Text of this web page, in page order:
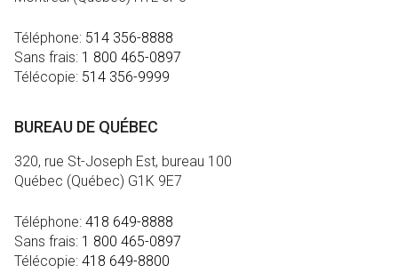
Téléphone: 514 356-8888
Sans frais: 1 800 465-0897
Télécopie: 514 356-9999
BUREAU DE QUÉBEC
320, rue St-Joseph Est, bureau 100
Québec (Québec) G1K 9E7
Téléphone: 418 649-8888
Sans frais: 1 800 465-0897
Télécopie: 418 649-8800